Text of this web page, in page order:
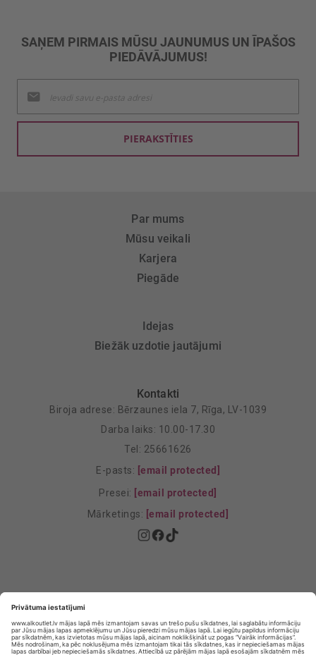
SAŅEM PIRMAIS MŪSU JAUNUMUS UN ĪPAŠOS
PIEDĀVĀJUMUS!
jaunumu
saņemšanai:
PIERAKSTĪTIES
Par mums
Mūsu veikali
Karjera
Piegāde
Idejas
Biežāk uzdotie jautājumi
Kontakti
Biroja adrese: Bērzaunes iela 7, Rīga, LV-1039
Darba laiks: 10.00-17.30
Tel: 25661626
E-pasts: [email protected]
Presei: [email protected]
Mārketings: [email protected]
Privātuma Iestatījumi
E-veikala lietošanas noteikumi